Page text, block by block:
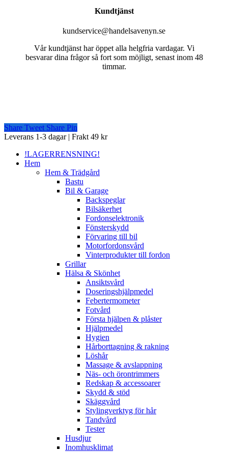
Kundtjänst
kundservice@handelsavenyn.se
Vår kundtjänst har öppet alla helgfria vardagar. Vi
besvarar dina frågor så fort som möjligt, senast inom 48
timmar.
Share Tweet Share Pin
Close
Leverans 1-3 dagar | Frakt 49 kr
!LAGERRENSNING!
Hem
Hem & Trädgård
Bastu
Bil & Garage
Backspeglar
Bilsäkerhet
Fordonselektronik
Fönsterskydd
Förvaring till bil
Motorfordonsvård
Vinterprodukter till fordon
Grillar
Hälsa & Skönhet
Ansiktsvård
Doseringshjälpmedel
Febertermometer
Fotvård
Första hjälpen & plåster
Hjälpmedel
Hygien
Hårborttagning & rakning
Löshår
Massage & avslappning
Näs- och örontrimmers
Redskap & accessoarer
Skydd & stöd
Skäggvård
Stylingverktyg för hår
Tandvård
Tester
Husdjur
Inomhusklimat